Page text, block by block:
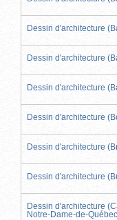
Dessin d'architecture
Dessin d'architecture
Dessin d'architecture
Dessin d'architecture
Dessin d'architecture
Dessin d'architecture
Dessin d'architecture
Notre-Dame-de-